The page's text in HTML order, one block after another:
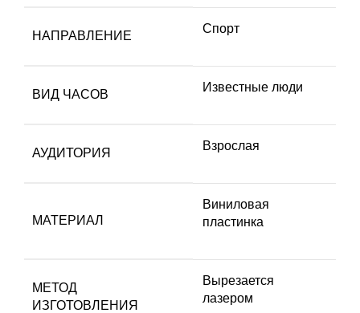
НАПРАВЛЕНИЕ
Спорт
ВИД ЧАСОВ
Известные люди
АУДИТОРИЯ
Взрослая
МАТЕРИАЛ
Виниловая
пластинка
МЕТОД
ИЗГОТОВЛЕНИЯ
Вырезается
лазером